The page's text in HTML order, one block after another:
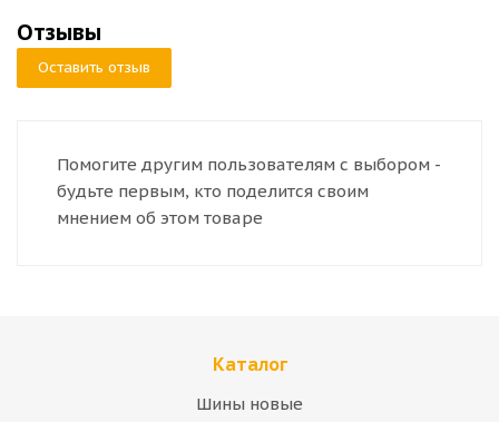
Отзывы
Оставить отзыв
Помогите другим пользователям с выбором -
будьте первым, кто поделится своим
мнением об этом товаре
Каталог
Шины новые